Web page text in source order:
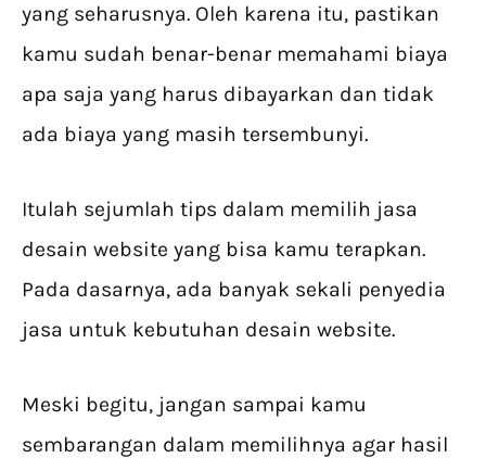
yang seharusnya. Oleh karena itu, pastikan
kamu sudah benar-benar memahami biaya
apa saja yang harus dibayarkan dan tidak
ada biaya yang masih tersembunyi.
Itulah sejumlah tips dalam memilih jasa
desain website yang bisa kamu terapkan.
Pada dasarnya, ada banyak sekali penyedia
jasa untuk kebutuhan desain website.
Meski begitu, jangan sampai kamu
sembarangan dalam memilihnya agar hasil